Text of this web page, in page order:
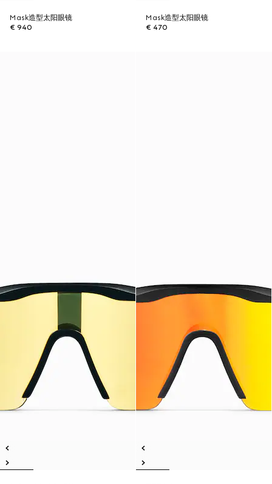
Mask造型太阳眼镜
€ 940
Mask造型太阳眼镜
€ 470